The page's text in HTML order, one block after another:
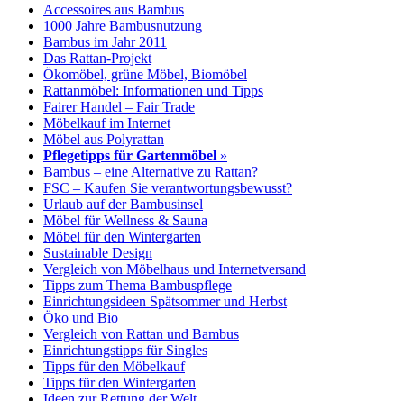
Accessoires aus Bambus
1000 Jahre Bambusnutzung
Bambus im Jahr 2011
Das Rattan-Projekt
Ökomöbel, grüne Möbel, Biomöbel
Rattanmöbel: Informationen und Tipps
Fairer Handel – Fair Trade
Möbelkauf im Internet
Möbel aus Polyrattan
Pflegetipps für Gartenmöbel »
Bambus – eine Alternative zu Rattan?
FSC – Kaufen Sie verantwortungsbewusst?
Urlaub auf der Bambusinsel
Möbel für Wellness & Sauna
Möbel für den Wintergarten
Sustainable Design
Vergleich von Möbelhaus und Internetversand
Tipps zum Thema Bambuspflege
Einrichtungsideen Spätsommer und Herbst
Öko und Bio
Vergleich von Rattan und Bambus
Einrichtungstipps für Singles
Tipps für den Möbelkauf
Tipps für den Wintergarten